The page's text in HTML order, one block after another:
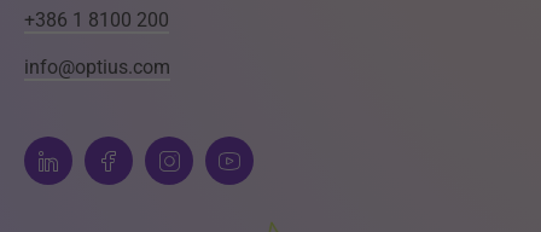
+386 1 8100 200
info@optius.com